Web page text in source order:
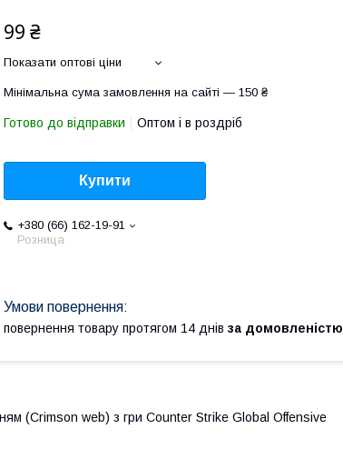
99 ₴
Показати оптові ціни
Мінімальна сума замовлення на сайті — 150 ₴
Готово до відправки Оптом і в роздріб
Купити
+380 (66) 162-19-91
Розница
повернення товару протягом 14 днів за домовленістю
(Crimson web) з гри Counter Strike Global Offensive